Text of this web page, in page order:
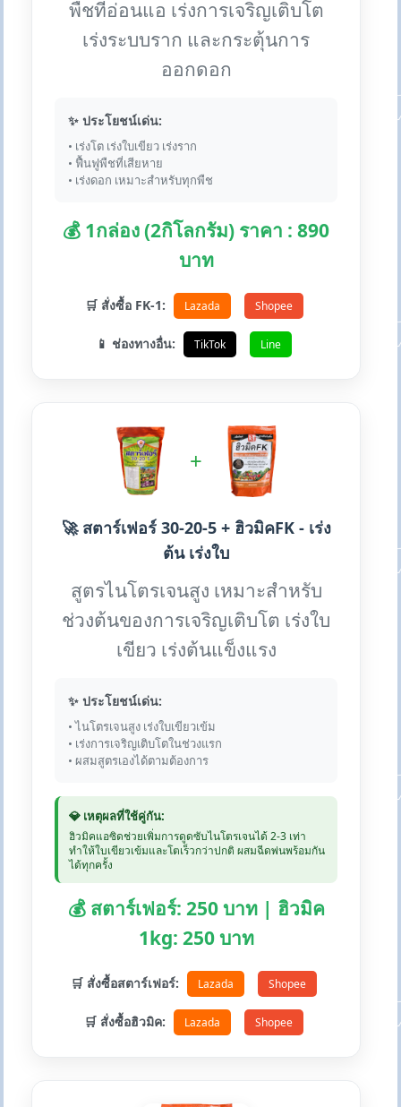
พืชที่อ่อนแอ เร่งการเจริญเติบโต
เร่งระบบราก และกระตุ้นการ
ออกดอก
✨ ประโยชน์เด่น:
• เร่งโต เร่งใบเขียว เร่งราก
• ฟื้นฟูพืชที่เสียหาย
• เร่งดอก เหมาะสำหรับทุกพืช
💰 1กล่อง (2กิโลกรัม) ราคา : 890
บาท
🛒 สั่งซื้อ FK-1: Lazada Shopee
📱 ช่องทางอื่น: TikTok Line
+
🚀 สตาร์เฟอร์ 30-20-5 + ฮิวมิคFK - เร่ง
ต้น เร่งใบ
สูตรไนโตรเจนสูง เหมาะสำหรับ
ช่วงต้นของการเจริญเติบโต เร่งใบ
เขียว เร่งต้นแข็งแรง
✨ ประโยชน์เด่น:
• ไนโตรเจนสูง เร่งใบเขียวเข้ม
• เร่งการเจริญเติบโตในช่วงแรก
• ผสมสูตรเองได้ตามต้องการ
💎 เหตุผลที่ใช้คู่กัน:
ฮิวมิคแอซิดช่วยเพิ่มการดูดซับไนโตรเจนได้ 2-3 เท่า
ทำให้ใบเขียวเข้มและโตเร็วกว่าปกติ ผสมฉีดพ่นพร้อมกัน
ได้ทุกครั้ง
💰 สตาร์เฟอร์: 250 บาท | ฮิวมิค
1kg: 250 บาท
🛒 สั่งซื้อสตาร์เฟอร์: Lazada Shopee
🛒 สั่งซื้อฮิวมิค: Lazada Shopee